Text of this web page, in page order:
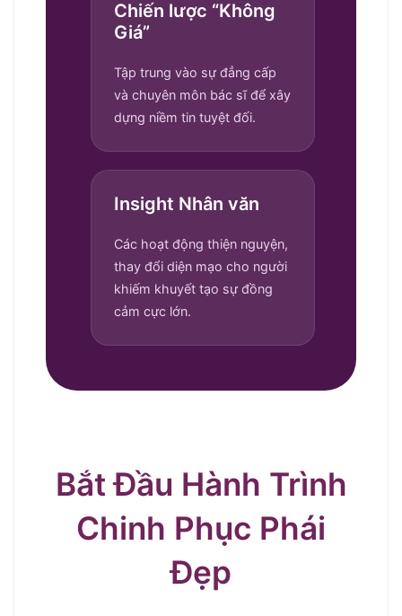
Chiến lược “Không
Giá”
Tập trung vào sự đẳng cấp
và chuyên môn bác sĩ để xây
dựng niềm tin tuyệt đối.
Insight Nhân văn
Các hoạt động thiện nguyện,
thay đổi diện mạo cho người
khiếm khuyết tạo sự đồng
cảm cực lớn.
Bắt Đầu Hành Trình
Chinh Phục Phái
Đẹp